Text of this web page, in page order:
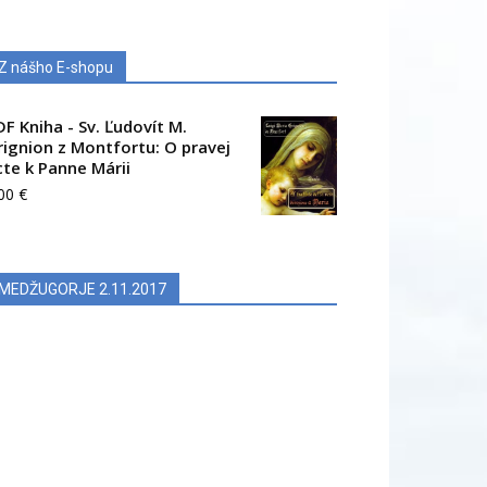
Z nášho E-shopu
Kniha - Sv. Ľudovít M.
z Montfortu: O pravej
k Panne Márii
€
MEDŽUGORJE 2.11.2017